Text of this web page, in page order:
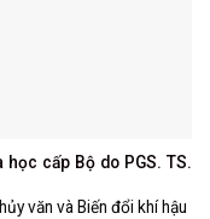
cấp Bộ do PGS. TS.
văn và Biến đổi khí hậu